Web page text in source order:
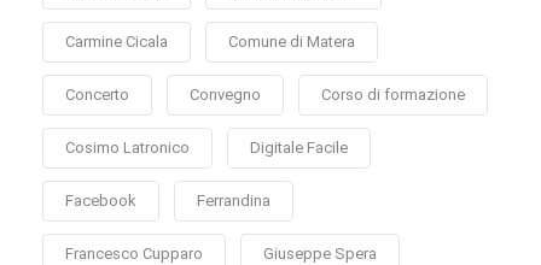
Carmine Cicala Comune di Matera
Concerto Convegno Corso di formazione
Cosimo Latronico Digitale Facile
Facebook Ferrandina
Francesco Cupparo Giuseppe Spera